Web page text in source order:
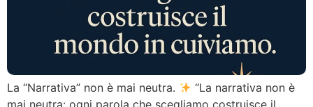
La “Narrativa” non è mai neutra.
“La narrativa non è